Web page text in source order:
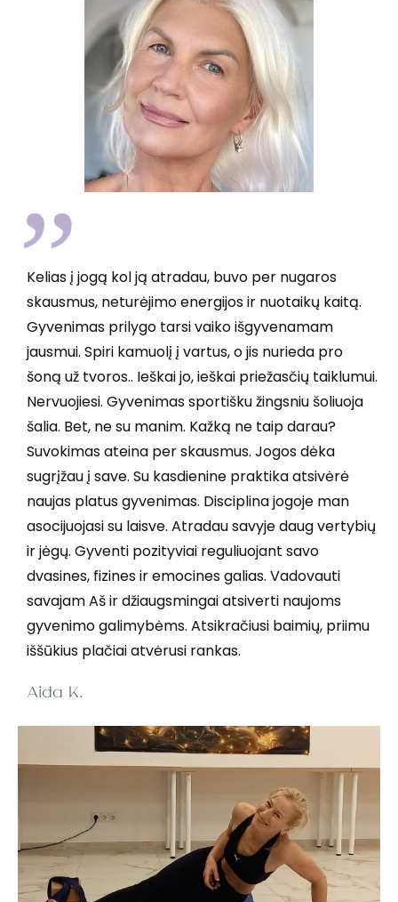
”
Kelias į jogą kol ją atradau, buvo per nugaros
skausmus, neturėjimo energijos ir nuotaikų kaitą.
Gyvenimas prilygo tarsi vaiko išgyvenamam
jausmui. Spiri kamuolį į vartus, o jis nurieda pro
šoną už tvoros.. Ieškai jo, ieškai priežasčių taiklumui.
Nervuojiesi. Gyvenimas sportišku žingsniu šoliuoja
šalia. Bet, ne su manim. Kažką ne taip darau?
Suvokimas ateina per skausmus. Jogos dėka
sugrįžau į save. Su kasdienine praktika atsivėrė
naujas platus gyvenimas. Disciplina jogoje man
asocijuojasi su laisve. Atradau savyje daug vertybių
ir jėgų. Gyventi pozityviai reguliuojant savo
dvasines, fizines ir emocines galias. Vadovauti
savajam Aš ir džiaugsmingai atsiverti naujoms
gyvenimo galimybėms. Atsikračiusi baimių, priimu
iššūkius plačiai atvėrusi rankas.
Aida K.